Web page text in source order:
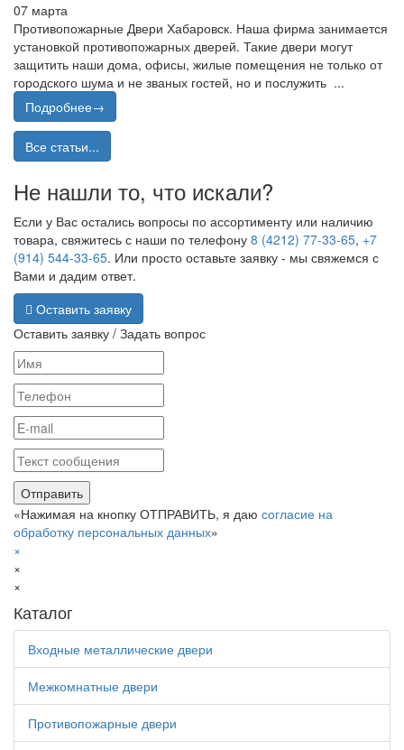
07 марта
Противопожарные Двери Хабаровск. Наша фирма занимается
установкой противопожарных дверей. Такие двери могут
защитить наши дома, офисы, жилые помещения не только от
городского шума и не званых гостей, но и послужить ...
Подробнее→
Все статьи...
Не нашли то, что искали?
Если у Вас остались вопросы по ассортименту или наличию
товара, свяжитесь с наши по телефону 8 (4212) 77-33-65, +7
(914) 544-33-65. Или просто оставьте заявку - мы свяжемся с
Вами и дадим ответ.
Оставить заявку
Оставить заявку / Задать вопрос
«Нажимая на кнопку ОТПРАВИТЬ, я даю согласие на
обработку персональных данных»
×
×
×
Каталог
Входные металлические двери
Межкомнатные двери
Противопожарные двери